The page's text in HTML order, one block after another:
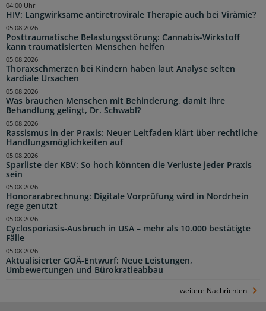
HIV: Langwirksame antiretrovirale Therapie auch bei Virämie?
04:00 Uhr
Posttraumatische Belastungsstörung: Cannabis-Wirkstoff
kann traumatisierten Menschen helfen
05.08.2026
Thoraxschmerzen bei Kindern haben laut Analyse selten
kardiale Ursachen
05.08.2026
Was brauchen Menschen mit Behinderung, damit ihre
Behandlung gelingt, Dr. Schwabl?
05.08.2026
Rassismus in der Praxis: Neuer Leitfaden klärt über rechtliche
Handlungsmöglichkeiten auf
05.08.2026
Sparliste der KBV: So hoch könnten die Verluste jeder Praxis
sein
05.08.2026
Honorarabrechnung: Digitale Vorprüfung wird in Nordrhein
rege genutzt
05.08.2026
Cyclosporiasis-Ausbruch in USA – mehr als 10.000 bestätigte
Fälle
05.08.2026
Aktualisierter GOÄ-Entwurf: Neue Leistungen,
Umbewertungen und Bürokratieabbau
05.08.2026
weitere Nachrichten